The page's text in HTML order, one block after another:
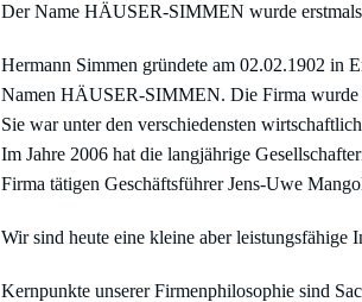
Der Name HÄUSER-SIMMEN wurde
Hermann Simmen gründete am 02.02.1902 in
Namen HÄUSER-SIMMEN. Die Firma wurde
Sie war unter den verschiedensten
Im Jahre 2006 hat die langjährige
Firma tätigen Geschäftsführer Jens-Uwe
Wir sind heute eine kleine aber
Kernpunkte unserer Firmenphilosophie sind